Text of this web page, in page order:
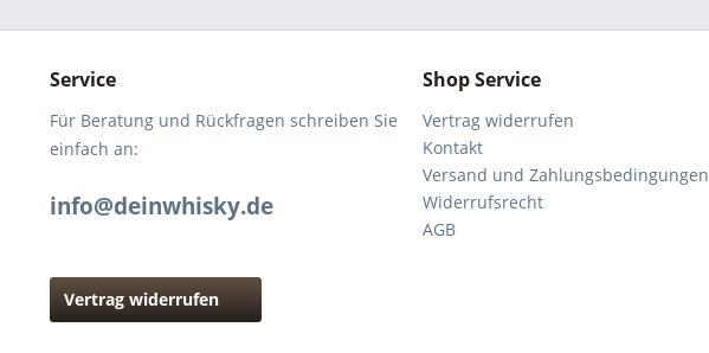
Service
Für Beratung und Rückfragen schreiben Sie
einfach an:
info@deinwhisky.de
Vertrag widerrufen
Shop Service
Vertrag widerrufen
Kontakt
Versand und Zahlungsbedingungen
Widerrufsrecht
AGB